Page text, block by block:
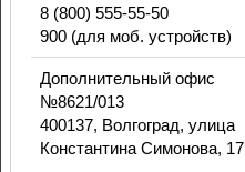
8 (800) 555-55-50
900 (для моб. устройств)
Дополнительный офис
№8621/013
400137, Волгоград, улица
Константина Симонова, 17